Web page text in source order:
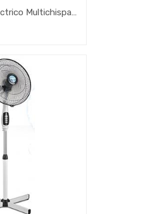
Isqueiro Piezoelectrico Multichispa 08118